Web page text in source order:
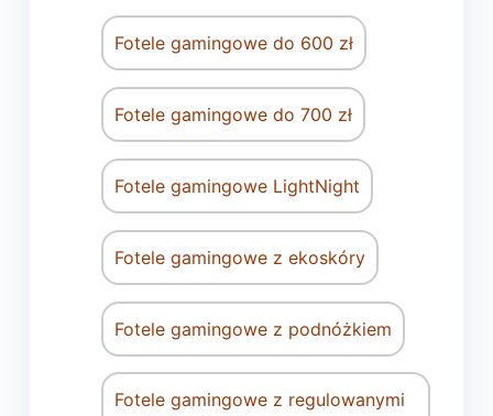
Fotele gamingowe do 600 zł
Fotele gamingowe do 700 zł
Fotele gamingowe LightNight
Fotele gamingowe z ekoskóry
Fotele gamingowe z podnóżkiem
Fotele gamingowe z regulowanymi